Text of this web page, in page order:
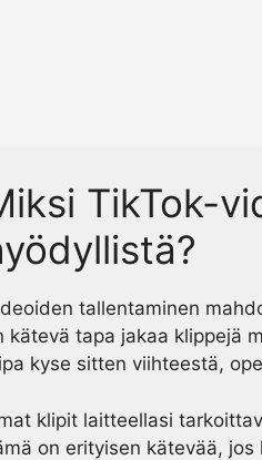
TikTok-
tallentaminen
kätevä tapa jakaa klippejä
kyse sitten viihteestä,
klipit laitteellasi
on erityisen kätevää,